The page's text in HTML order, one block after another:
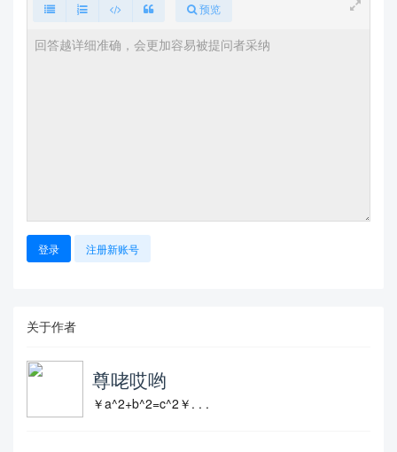
预览
登录 注册新账号
关于作者
尊咾哎哟
￥a^2+b^2=c^2￥. . .